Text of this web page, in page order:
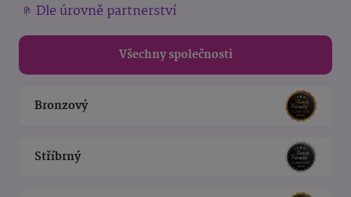
Dle úrovně partnerství
Všechny společnosti
Bronzový
Stříbrný